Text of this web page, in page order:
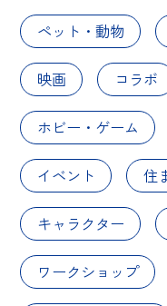
ペット・動物
映画 コラボ
ホビー・ゲーム
イベント 住
キャラクター
ワークショップ